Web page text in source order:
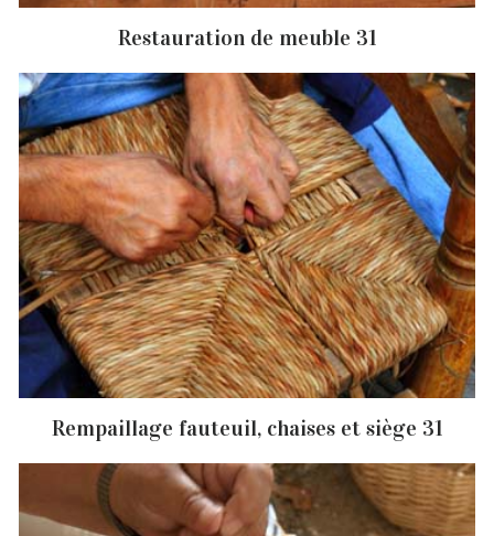
Restauration de meuble 31
Rempaillage fauteuil, chaises et siège 31